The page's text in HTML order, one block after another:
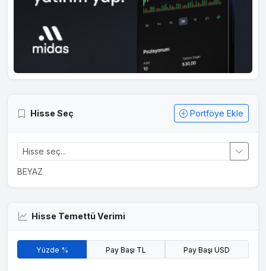
Hisse Seç Portföye Ekle
BEYAZ
Hisse Temettü Verimi
Yüzde % Pay Başı TL Pay Başı USD